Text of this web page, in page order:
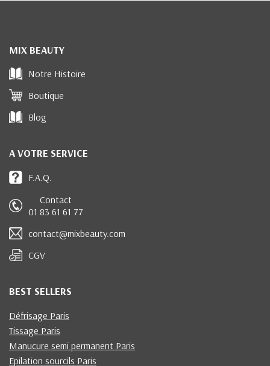
MIX BEAUTY
Notre Histoire
Boutique
Blog
A VOTRE SERVICE
F.A.Q.
Contact
01 83 61 61 77
contact@mixbeauty.com
CGV
BEST SELLERS
Défrisage Paris
Tissage Paris
Manucure semi permanent Paris
Epilation sourcils Paris